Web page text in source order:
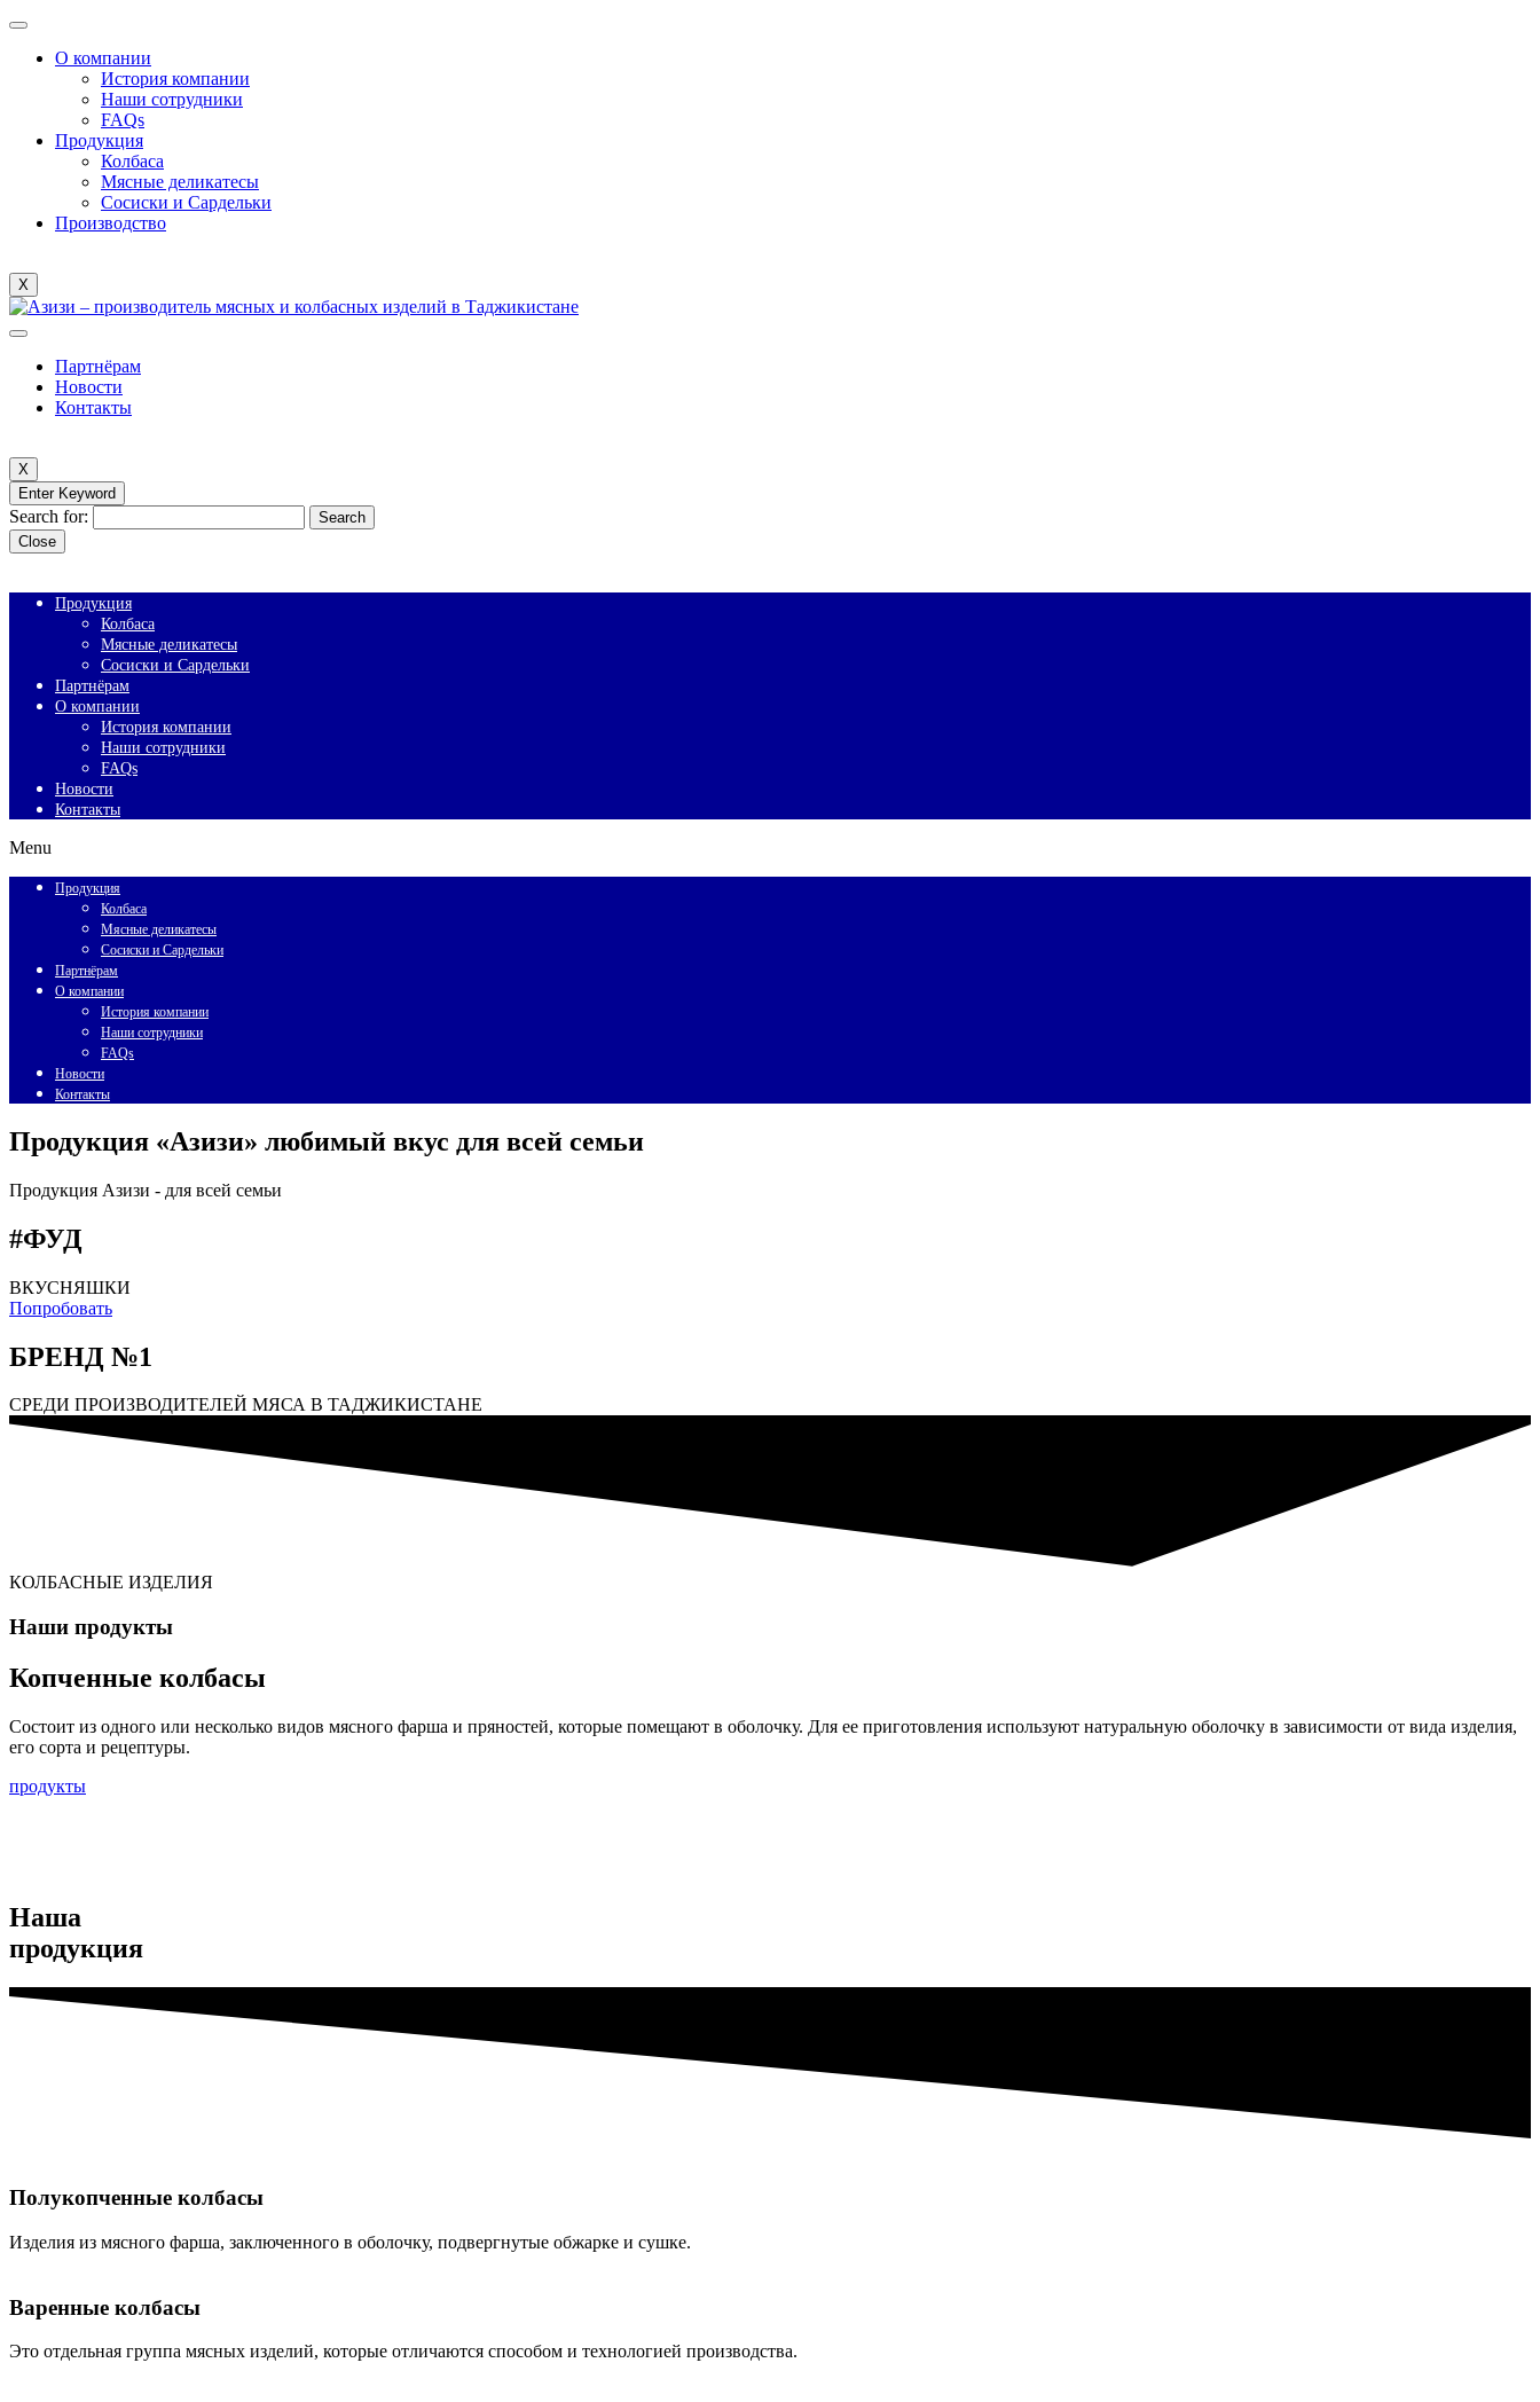
О компании
История компании
Наши сотрудники
FAQs
Продукция
Колбаса
Мясные деликатесы
Сосиски и Сардельки
Производство
X
Партнёрам
Новости
Контакты
X
Enter Keyword
Search for:
Search
Close
Продукция
Колбаса
Мясные деликатесы
Сосиски и Сардельки
Партнёрам
О компании
История компании
Наши сотрудники
FAQs
Новости
Контакты
Menu
Продукция
Колбаса
Мясные деликатесы
Сосиски и Сардельки
Партнёрам
О компании
История компании
Наши сотрудники
FAQs
Новости
Контакты
Продукция «Азизи» любимый вкус для всей семьи
Продукция Азизи - для всей семьи
#ФУД
ВКУСНЯШКИ
Попробовать
БРЕНД №1
СРЕДИ ПРОИЗВОДИТЕЛЕЙ МЯСА В ТАДЖИКИСТАНЕ
КОЛБАСНЫЕ ИЗДЕЛИЯ
Наши продукты
Копченные колбасы
Состоит из одного или несколько видов мясного фарша и пряностей, которые помещают в оболочку. Для ее приготовления используют натуральную оболочку в зависимости от вида изделия,
его сорта и рецептуры.
продукты
Наша
продукция
Полукопченные колбасы
Изделия из мясного фарша, заключенного в оболочку, подвергнутые обжарке и сушке.
Варенные колбасы
Это отдельная группа мясных изделий, которые отличаются способом и технологией производства.